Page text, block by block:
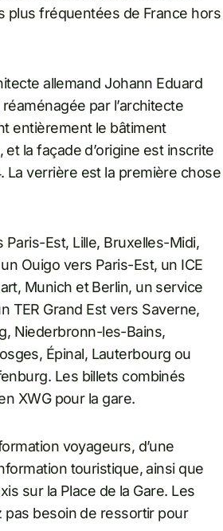
plus fréquentées de France hors
allemand Johann Eduard
par l’architecte
entièrement le bâtiment
la façade d’origine est inscrite
La verrière est la première chose
Est, Lille, Bruxelles-Midi,
Ouigo vers Paris-Est, un ICE
Munich et Berlin, un service
TER Grand Est vers Saverne,
Niederbronn-les-Bains,
Épinal, Lauterbourg ou
Les billets combinés
XWG pour la gare.
voyageurs, d’une
touristique, ainsi que
sur la Place de la Gare. Les
pas besoin de ressortir pour